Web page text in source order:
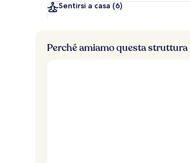
Sentirsi a casa (6)
Perché amiamo questa struttura